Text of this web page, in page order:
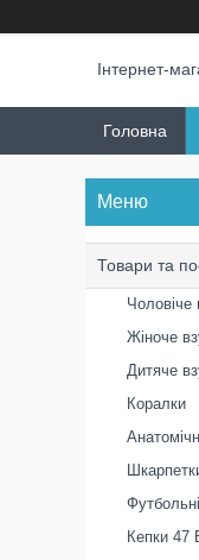
Інтернет-
Головна
Товари та
Чоловіче
Жіноче
Дитяче
Коралки
Кепки 47